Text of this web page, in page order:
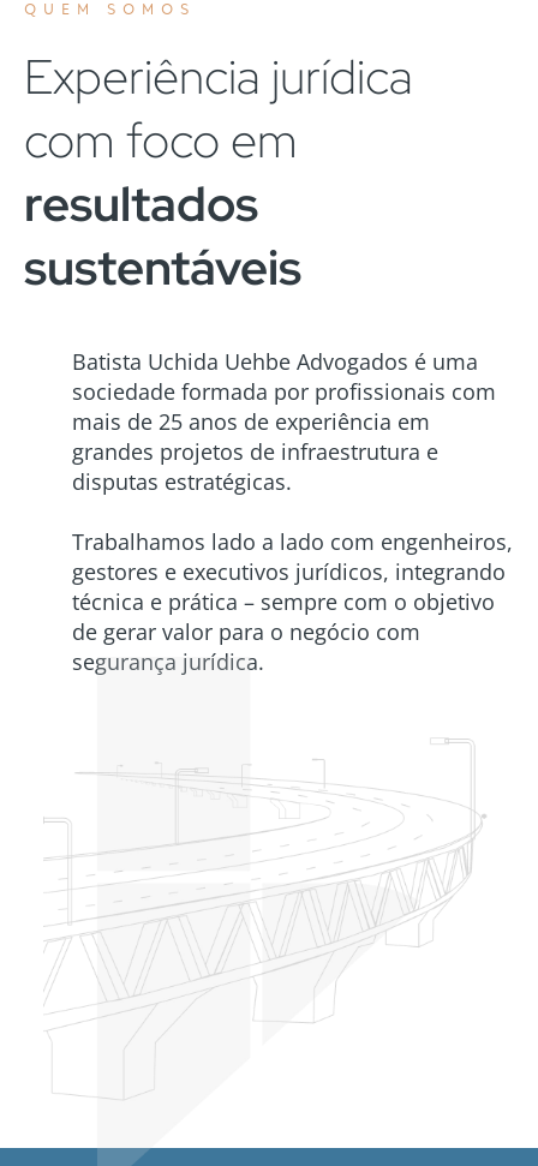
QUEM SOMOS
Experiência jurídica
com foco em
resultados
sustentáveis
Batista Uchida Uehbe Advogados é uma
sociedade formada por profissionais com
mais de 25 anos de experiência em
grandes projetos de infraestrutura e
disputas estratégicas.
Trabalhamos lado a lado com engenheiros,
gestores e executivos jurídicos, integrando
técnica e prática – sempre com o objetivo
de gerar valor para o negócio com
segurança jurídica.